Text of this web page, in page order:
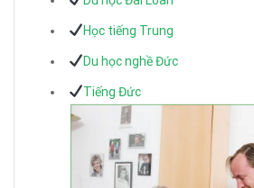
Học tiếng Trung
Du học nghề Đức
Tiếng Đức